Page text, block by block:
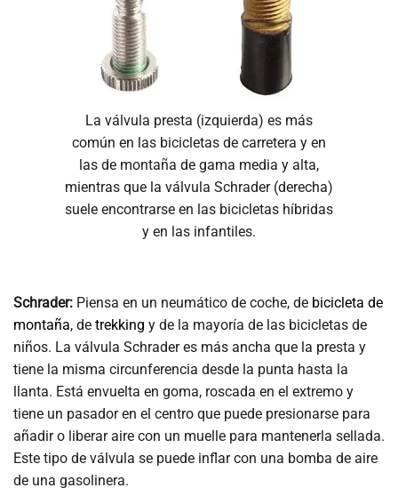
La válvula presta (izquierda) es más
común en las bicicletas de carretera y en
las de montaña de gama media y alta,
mientras que la válvula Schrader (derecha)
suele encontrarse en las bicicletas híbridas
y en las infantiles.
Schrader: Piensa en un neumático de coche, de bicicleta de
montaña, de trekking y de la mayoría de las bicicletas de
niños. La válvula Schrader es más ancha que la presta y
tiene la misma circunferencia desde la punta hasta la
llanta. Está envuelta en goma, roscada en el extremo y
tiene un pasador en el centro que puede presionarse para
añadir o liberar aire con un muelle para mantenerla sellada.
Este tipo de válvula se puede inflar con una bomba de aire
de una gasolinera.